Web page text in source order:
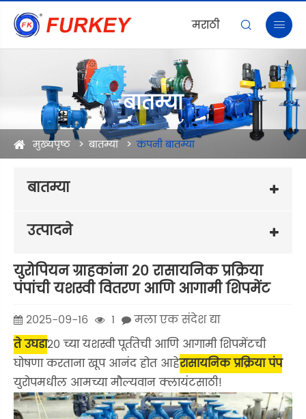
मराठी  
बातम्या
मुख्यपृष्ठ बातम्या कंपनी बातम्या
बातम्या
उत्पादने
युरोपियन ग्राहकांना 20 रासायनिक प्रक्रिया
पंपांची यशस्वी वितरण आणि आगामी शिपमेंट
2025-09-16 1
मला एक संदेश द्या
ते उघडा20 च्या यशस्वी पूर्ततेची आणि आगामी शिपमेंटची
घोषणा करताना खूप आनंद होत आहेरासायनिक प्रक्रिया पंप
युरोपमधील आमच्या मौल्यवान क्लायंटसाठी!